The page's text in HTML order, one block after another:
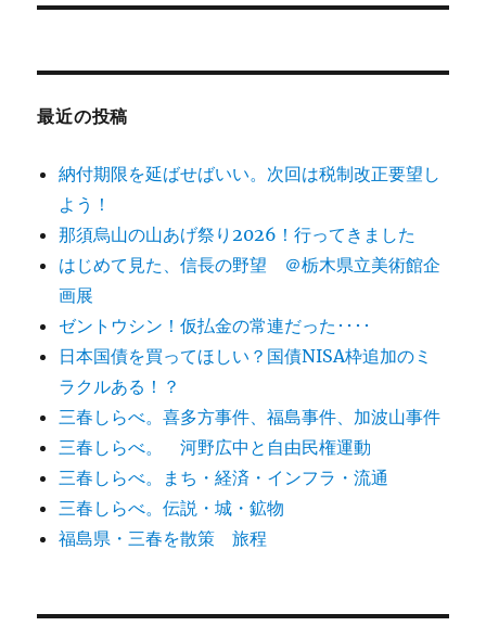
ン
稿:
最近の投稿
納付期限を延ばせばいい。次回は税制改正要望し
よう！
那須烏山の山あげ祭り2026！行ってきました
はじめて見た、信長の野望 ＠栃木県立美術館企
画展
ゼントウシン！仮払金の常連だった････
日本国債を買ってほしい？国債NISA枠追加のミ
ラクルある！？
三春しらべ。喜多方事件、福島事件、加波山事件
三春しらべ。 河野広中と自由民権運動
三春しらべ。まち・経済・インフラ・流通
三春しらべ。伝説・城・鉱物
福島県・三春を散策 旅程